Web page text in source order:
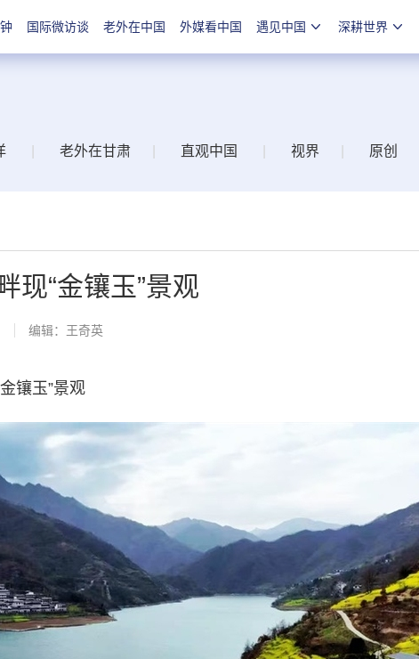
国际微访谈 老外在中国 外媒看中国 遇见中国 深耕世界
老外在甘肃 直观中国 视界 原创
现“金镶玉”景观
编辑：王奇英
镶玉”景观